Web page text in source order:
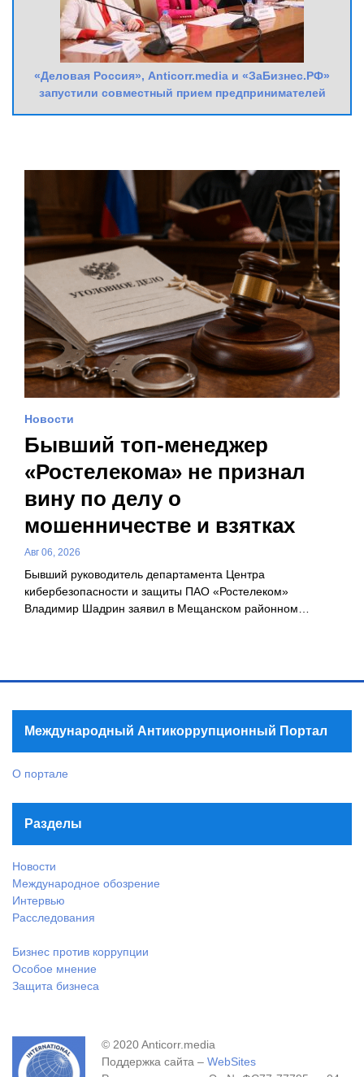
«Деловая Россия», Anticorr.media и «ЗаБизнес.РФ»
запустили совместный прием предпринимателей
Новости
Бывший топ-менеджер
«Ростелекома» не признал
вину по делу о
мошенничестве и взятках
Авг 06, 2026
Бывший руководитель департамента Центра
кибербезопасности и защиты ПАО «Ростелеком»
Владимир Шадрин заявил в Мещанском районном…
Международный Антикоррупционный Портал
О портале
Разделы
Новости
Международное обозрение
Интервью
Расследования
Бизнес против коррупции
Особое мнение
Защита бизнеса
© 2020 Anticorr.media
Поддержка сайта – WebSites